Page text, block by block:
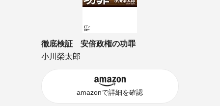
徹底検証 安倍政権の功罪
小川榮太郎
amazonで詳細を確認